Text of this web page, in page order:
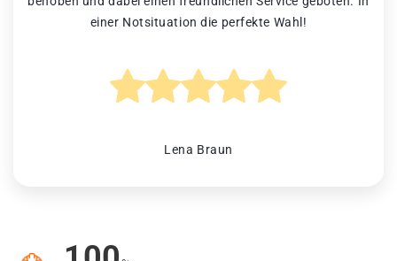
einer Notsituation die perfekte Wahl!
Lena Braun